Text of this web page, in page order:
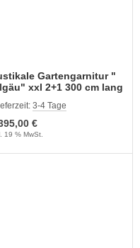
Gartengarnitur "
xxl 2+1 300 cm lang
3-4 Tage
€
19 % MwSt.